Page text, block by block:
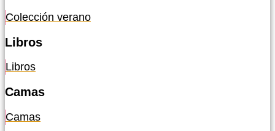
Colección verano
Libros
Libros
Camas
Camas